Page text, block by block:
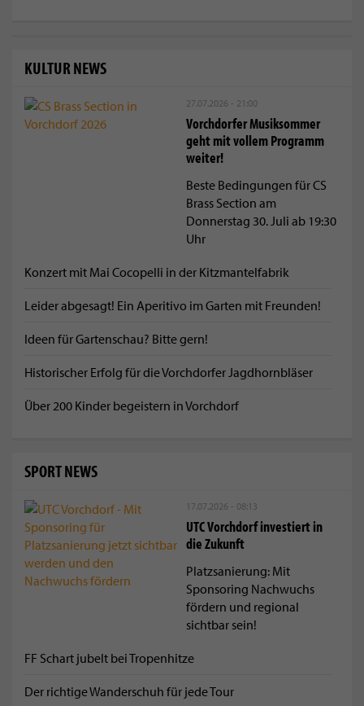
KULTUR NEWS
27.07.2026 - 21:00
Vorchdorfer Musiksommer
geht mit vollem Programm
weiter!
Beste Bedingungen für CS
Brass Section am
Donnerstag 30. Juli ab 19:30
Uhr
Konzert mit Mai Cocopelli in der Kitzmantelfabrik
Leider abgesagt! Ein Aperitivo im Garten mit Freunden!
Ideen für Gartenschau? Bitte gern!
Historischer Erfolg für die Vorchdorfer Jagdhornbläser
Über 200 Kinder begeistern in Vorchdorf
SPORT NEWS
17.07.2026 - 08:13
UTC Vorchdorf investiert in
die Zukunft
Platzsanierung: Mit
Sponsoring Nachwuchs
fördern und regional
sichtbar sein!
FF Schart jubelt bei Tropenhitze
Der richtige Wanderschuh für jede Tour